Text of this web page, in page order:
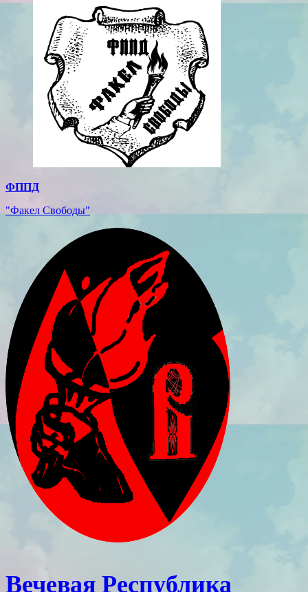
ФППД
"Факел Свободы"
Вечевая Республика